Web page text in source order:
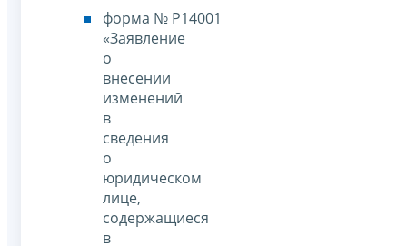
форма № Р14001
«Заявление
о
внесении
изменений
в
сведения
о
юридическом
лице,
содержащиеся
в